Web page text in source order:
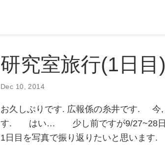
研究室旅行(1日目)
Dec 10, 2014
お久しぶりです. 広報係の糸井です. 今,
す. はい… 少し前ですが9/27~28日
1日目を写真で振り返りたいと思いま